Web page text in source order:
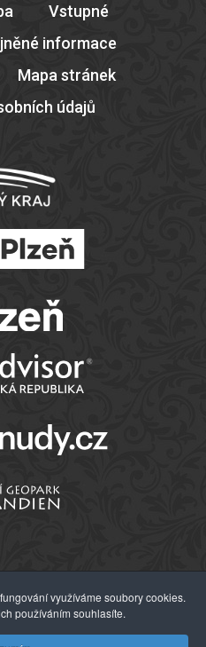
Vstupné
informace
Mapa stránek
údajů
muzeum v Plzni
využíváme soubory cookies.
používáním souhlasíte.